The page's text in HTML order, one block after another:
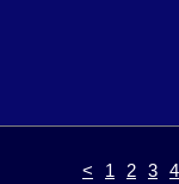
< 1 2 3 4